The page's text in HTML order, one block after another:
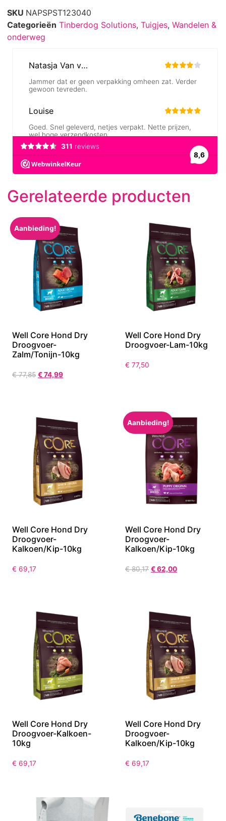
SKU NAPSPST123040
Categorieën Tinberdog Solutions, Tuigjes, Wandelen &
onderweg
Gerelateerde producten
Aanbieding!
Well Core Hond Dry
Droogvoer-
Zalm/Tonijn-10kg
€77,85 €74,99
Well Core Hond Dry
Droogvoer-Lam-10kg
€ 77,50
Well Core Hond Dry
Droogvoer-
Kalkoen/Kip-10kg
€ 69,17
Aanbieding!
Well Core Hond Dry
Droogvoer-
Kalkoen/Kip-10kg
€80,17 €62,00
Well Core Hond Dry
Droogvoer-Kalkoen-
10kg
€ 69,17
Well Core Hond Dry
Droogvoer-
Kalkoen/Kip-10kg
€ 69,17